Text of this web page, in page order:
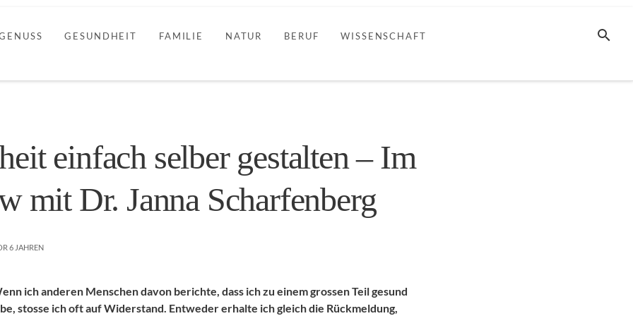
SUCHE
GESUNDHEIT FAMILIE NATUR BERUF WISSENSCHAFT
einfach selber gestalten – Im
mit Dr. Janna Scharfenberg
6 JAHREN
ich anderen Menschen davon berichte, dass ich zu einem grossen Teil gesund
stosse ich oft auf Widerstand. Entweder erhalte ich gleich die Rückmeldung,